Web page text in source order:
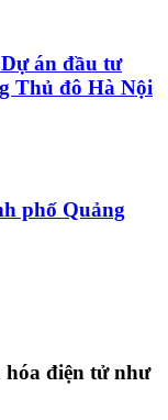
án đầu tư
Thủ đô Hà Nội
phố Quảng
điện tử như